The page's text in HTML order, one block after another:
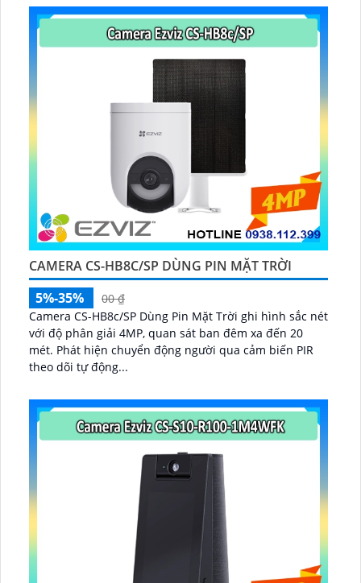
CAMERA CS-HB8C/SP DÙNG PIN MẶT TRỜI
5%-35%
00 ₫
Camera CS-HB8c/SP Dùng Pin Mặt Trời ghi hình sắc nét
với độ phân giải 4MP, quan sát ban đêm xa đến 20
mét. Phát hiện chuyển động người qua cảm biến PIR
theo dõi tự động...